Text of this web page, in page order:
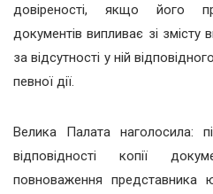
довіреності, якщо його
документів випливає зі змісту
за відсутності у ній
певної дії.
Велика Палата наголосила:
відповідності копії
повноваження представника